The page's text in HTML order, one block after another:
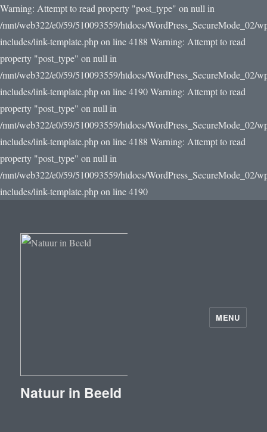
Warning: Attempt to read property "post_type" on null in
/mnt/web322/e0/59/510093559/htdocs/WordPress_SecureMode_02/
includes/link-template.php on line 4188 Warning: Attempt to read
property "post_type" on null in
/mnt/web322/e0/59/510093559/htdocs/WordPress_SecureMode_02/
includes/link-template.php on line 4190Warning: Attempt to read
property "post_type" on null in
/mnt/web322/e0/59/510093559/htdocs/WordPress_SecureMode_02/
includes/link-template.php on line 4188 Warning: Attempt to read
property "post_type" on null in
/mnt/web322/e0/59/510093559/htdocs/WordPress_SecureMode_02/
includes/link-template.php on line 4190
Natuur in Beeld
MENU